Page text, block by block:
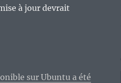
à jour devrait
sur Ubuntu a été